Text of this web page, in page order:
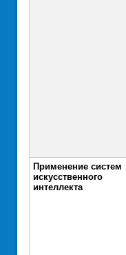
Применение систем
искусственного
интеллекта